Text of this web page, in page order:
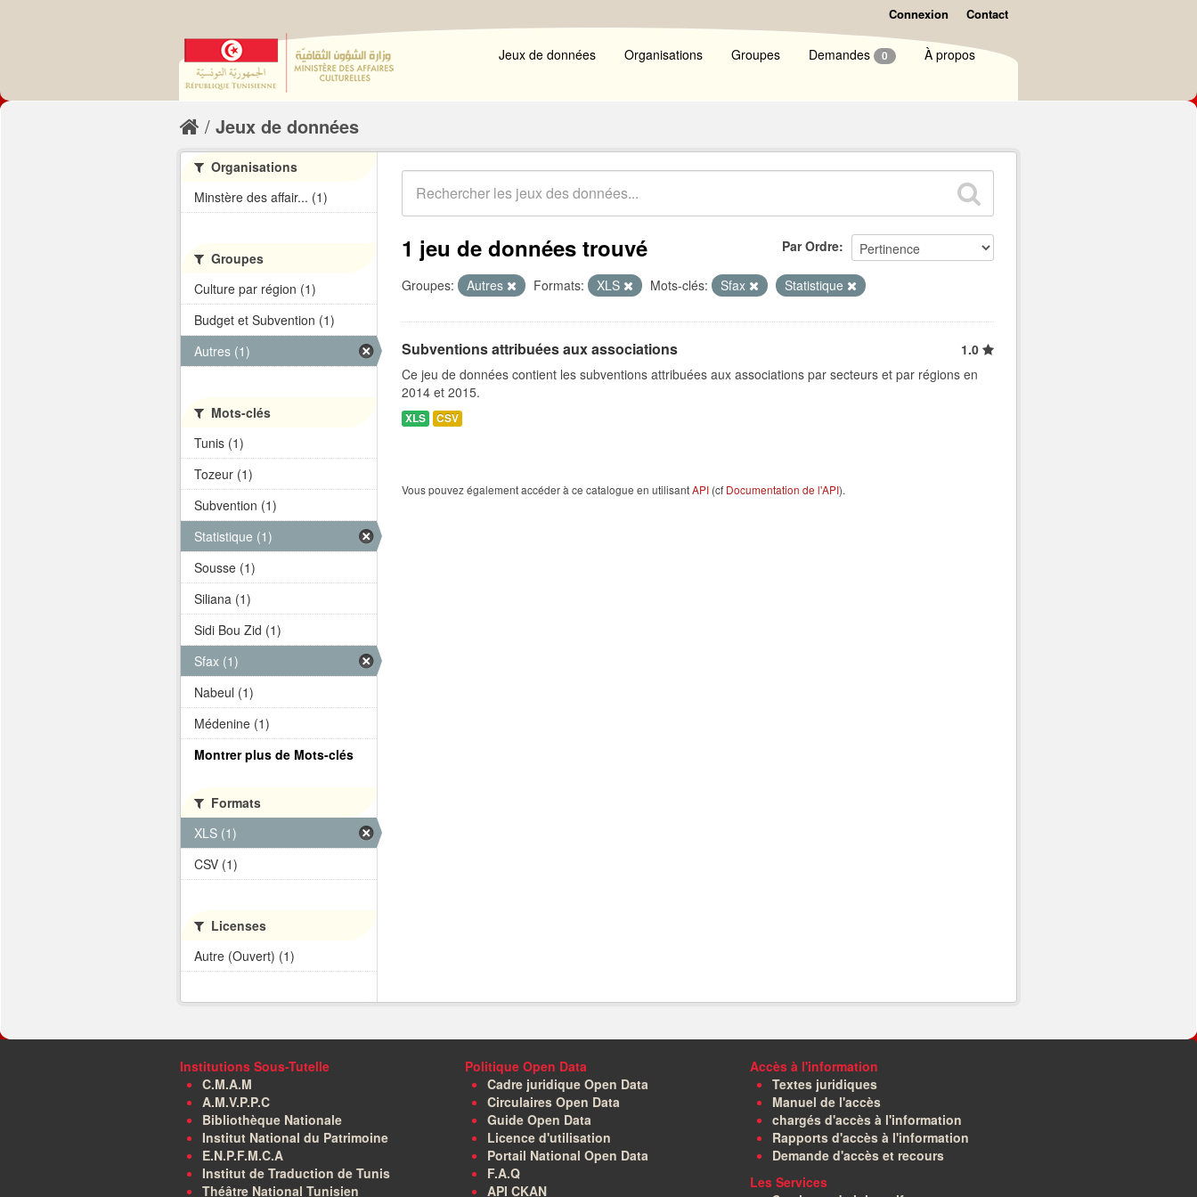
Connexion Contact
Jeux de données Organisations Groupes Demandes 0 À propos
Jeux de données
Par Ordre
1 jeu de données trouvé
Groupes: Autres Formats: XLS Mots-clés: Sfax Statistique
Subventions attribuées aux associations
1.0
Ce jeu de données contient les subventions attribuées aux associations par secteurs et par régions en
2014 et 2015.
XLS CSV
Vous pouvez également accéder à ce catalogue en utilisantAPI (cf Documentation de l'API).
Organisations
Minstère des affair... (1)
Groupes
Culture par région (1)
Budget et Subvention (1)
Autres (1)
Mots-clés
Tunis (1)
Tozeur (1)
Subvention (1)
Statistique (1)
Sousse (1)
Siliana (1)
Sidi Bou Zid (1)
Sfax (1)
Nabeul (1)
Médenine (1)
Montrer plus de Mots-clés
Formats
XLS (1)
CSV (1)
Licenses
Autre (Ouvert) (1)
Institutions Sous-Tutelle
C.M.A.M
A.M.V.P.P.C
Bibliothèque Nationale
Institut National du Patrimoine
E.N.P.F.M.C.A
Institut de Traduction de Tunis
Théâtre National Tunisien
Politique Open Data
Cadre juridique Open Data
Circulaires Open Data
Guide Open Data
Licence d'utilisation
Portail National Open Data
F.A.Q
API CKAN
Accès à l'information
Textes juridiques
Manuel de l'accès
chargés d'accès à l'information
Rapports d'accès à l'information
Demande d'accès et recours
Les Services